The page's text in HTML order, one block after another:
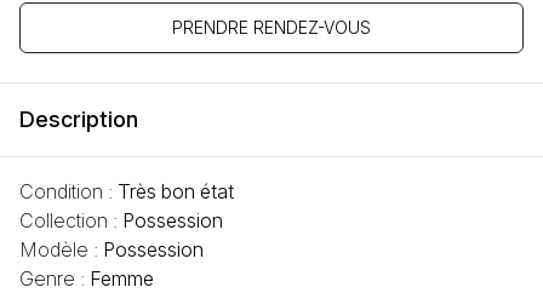
PRENDRE RENDEZ-VOUS
Description
Condition : Très bon état
Collection : Possession
Modèle : Possession
Genre : Femme